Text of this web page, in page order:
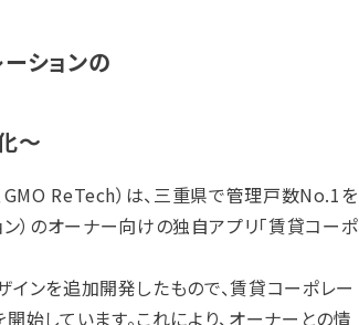
ションの
〜
ReTech）は、三重県で管理戸数No.1を
）のオーナー向けの独自アプリ「賃貸コーポ
インを追加開発したもので、賃貸コーポレー
しています。これにより、オーナーとの情